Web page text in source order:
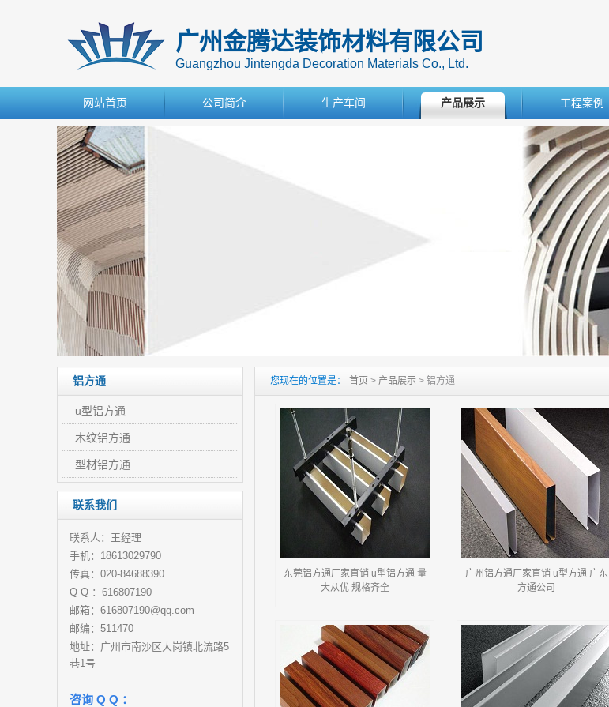
广州金腾达装饰材料有限公司
Guangzhou Jintengda Decoration Materials Co., Ltd.
网站首页 公司简介 生产车间 产品展示 工程案例
铝方通
u型铝方通
木纹铝方通
型材铝方通
联系我们
联系人：王经理
手机：18613029790
传真：020-84688390
Q Q ：616807190
邮箱：616807190@qq.com
邮编：511470
地址：广州市南沙区大岗镇北流路5
巷1号
咨询 Q Q ：
您现在的位置是： 首页 > 产品展示 > 铝方通
东莞铝方通厂家直销 u型铝方通 量
大从优 规格齐全
广州铝方通厂家直销 u型方通 广东
方通公司